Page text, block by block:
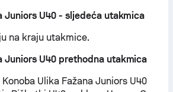
Juniors U40 - sljedeća utakmica
na kraju utakmice.
Juniors U40 prethodna utakmica
Ulika Fažana Juniors U40